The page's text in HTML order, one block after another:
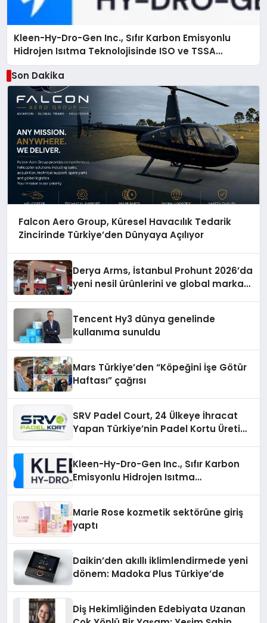
Kleen-Hy-Dro-Gen Inc., Sıfır Karbon Emisyonlu
Hidrojen Isıtma Teknolojisinde ISO ve TSSA
Düzenleyici Onaylarını Aldı
Son Dakika
Falcon Aero Group, Küresel Havacılık Tedarik
Zincirinde Türkiye’den Dünyaya Açılıyor
Derya Arms, İstanbul Prohunt 2026’da
yeni nesil ürünlerini ve global marka
Tencent Hy3 dünya genelinde
kullanıma sunuldu
Mars Türkiye’den “Köpeğini İşe Götür
Haftası” çağrısı
SRV Padel Court, 24 Ülkeye İhracat
Yapan Türkiye’nin Padel Kortu Üretim
Kleen-Hy-Dro-Gen Inc., Sıfır Karbon
Emisyonlu Hidrojen Isıtma
Marie Rose kozmetik sektörüne giriş
yaptı
Daikin’den akıllı iklimlendirmede yeni
dönem: Madoka Plus Türkiye’de
Diş Hekimliğinden Edebiyata Uzanan